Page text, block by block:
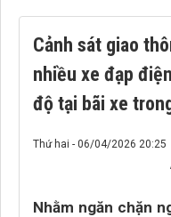
Cảnh sát giao
nhiều xe đạp
độ tại bãi xe
Thứ hai - 06/04/2026 20:25
Nhằm ngăn chặn